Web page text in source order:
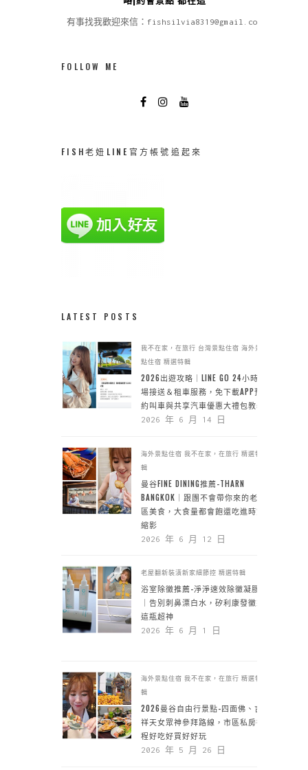
有事找我歡迎來信：fishsilvia8319@gmail.com
FOLLOW ME
FISH老妞LINE官方帳號追起來
LATEST POSTS
我不在家，在旅行 台灣景點住宿 海外景
點住宿 精選特輯
2026出遊攻略｜LINE GO 24小時機
場接送＆租車服務，免下載APP預
約叫車與共享汽車優惠大禮包教學
2026 年 6 月 14 日
海外景點住宿 我不在家，在旅行 精選特
輯
曼谷FINE DINING推薦-THARN
BANGKOK｜跟團不會帶你來的老城
區美食，大食量都會飽還吃進時空
縮影
2026 年 6 月 12 日
老屋翻新裝潢新家細節控 精選特輯
浴室除黴推薦-淨淨速效除黴凝膠
｜告別刺鼻漂白水，矽利康發黴靠
這瓶超神
2026 年 6 月 1 日
海外景點住宿 我不在家，在旅行 精選特
輯
2026曼谷自由行景點-四面佛、吉
祥天女眾神參拜路線，市區私房行
程好吃好買好好玩
2026 年 5 月 26 日